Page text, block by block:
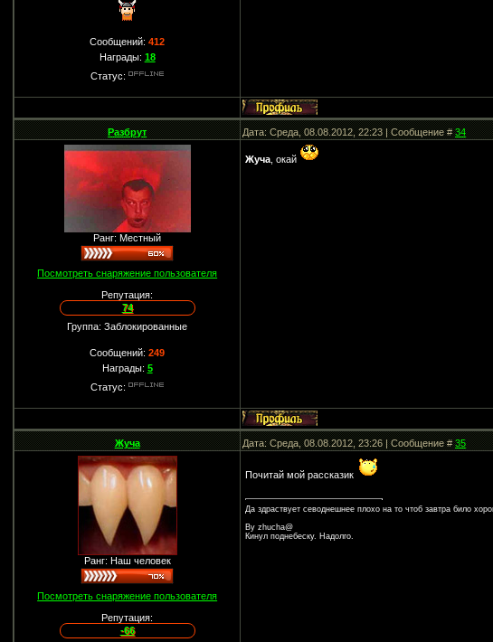
Сообщений:412
Награды: 18
Статус:
Разбрут Дата: Среда, 08.08.2012, 22:23 | Сообщение #34
Ранг: Местный
Посмотреть снаряжение пользователя
Репутация:
74
Группа: Заблокированные
Сообщений:249
Награды: 5
Статус:
Жуча , окай
Жуча Дата: Среда, 08.08.2012, 23:26 | Сообщение #35
Ранг: Наш человек
Посмотреть снаряжение пользователя
Репутация:
-66
Почитай мой рассказик
Да здраствует севоднешнее плохо на то чтоб завтра било
By zhucha@
Кинул поднебеску. Надолго.